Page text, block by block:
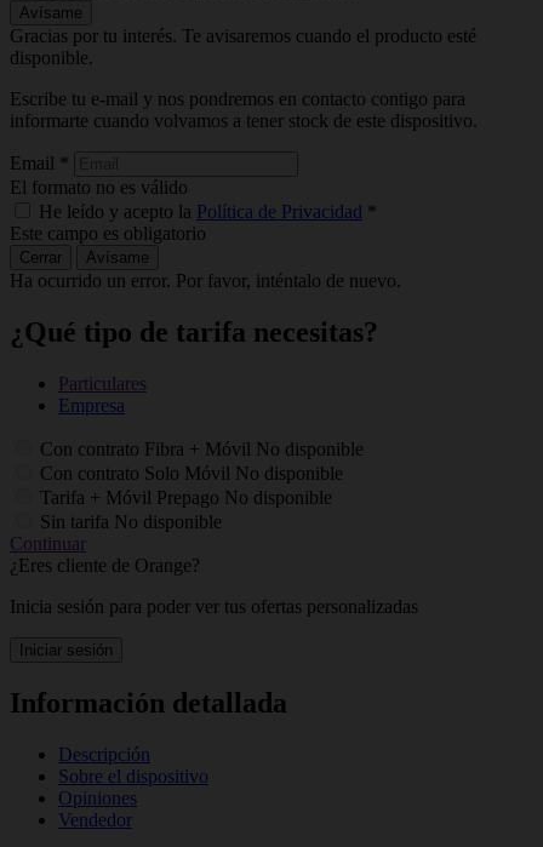
Avísame
Gracias por tu interés. Te avisaremos cuando el producto esté
disponible.
Escribe tu e-mail y nos pondremos en contacto contigo para
informarte cuando volvamos a tener stock de este dispositivo.
Email *
El formato no es válido
He leído y acepto la Política de Privacidad *
Este campo es obligatorio
Cerrar Avísame
Ha ocurrido un error. Por favor, inténtalo de nuevo.
¿Qué tipo de tarifa necesitas?
Particulares
Empresa
Con contrato Fibra + Móvil No disponible
Con contrato Solo Móvil No disponible
Tarifa + Móvil Prepago No disponible
Sin tarifa No disponible
Continuar
¿Eres cliente de Orange?
Inicia sesión para poder ver tus ofertas personalizadas
Iniciar sesión
Información detallada
Descripción
Sobre el dispositivo
Opiniones
Vendedor